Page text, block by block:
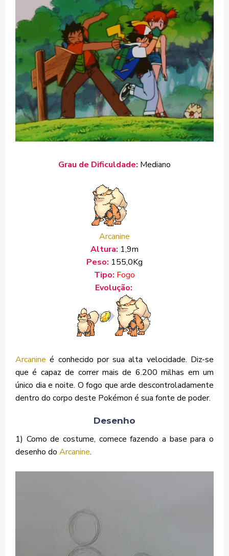
Grau de Dificuldade: Mediano
Arcanine
Altura: 1,9m
Peso: 155,0Kg
Tipo: Fogo
Evolução:
Arcanine é conhecido por sua alta velocidade. Diz-se
que é capaz de correr mais de 6.200 milhas em um
único dia e noite. O fogo que arde descontroladamente
dentro do corpo deste Pokémon é sua fonte de poder.
Desenho
1) Como de costume, comece fazendo a base para o
desenho do Arcanine.